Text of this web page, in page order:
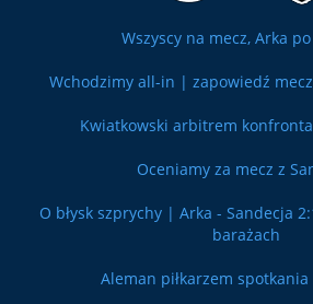
Wszyscy na mecz, Arka
Wchodzimy all-in | zapowiedź
Kwiatkowski arbitrem
Oceniamy za mecz z
O błysk szprychy | Arka - Sandecja
barażach
Aleman piłkarzem spotkania